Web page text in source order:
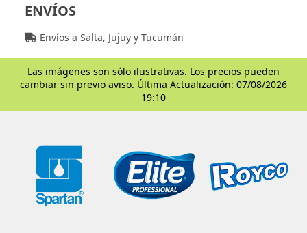
ENVÍOS
Envíos a Salta, Jujuy y Tucumán
Las imágenes son sólo ilustrativas. Los precios pueden
cambiar sin previo aviso. Última Actualización: 07/08/2026
19:10